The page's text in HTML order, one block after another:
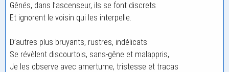
Gênés, dans l’ascenseur, ils se font discrets
Et ignorent le voisin qui les interpelle.
D’autres plus bruyants, rustres, indélicats
Se révèlent discourtois, sans-gêne et malappris,
Je les observe avec amertume, tristesse et tracas